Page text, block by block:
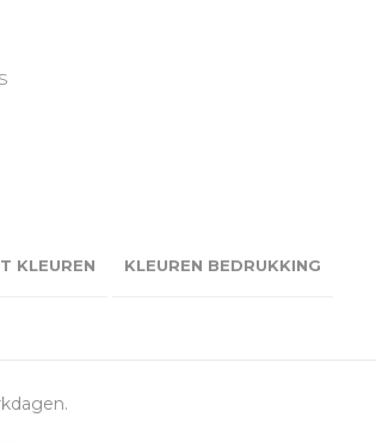
KLEUREN KLEUREN BEDRUKKING